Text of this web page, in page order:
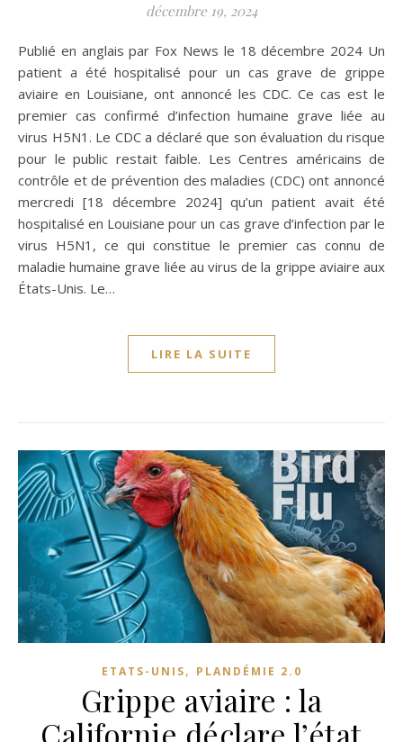
décembre 19, 2024
Publié en anglais par Fox News le 18 décembre 2024 Un
patient a été hospitalisé pour un cas grave de grippe
aviaire en Louisiane, ont annoncé les CDC. Ce cas est le
premier cas confirmé d’infection humaine grave liée au
virus H5N1. Le CDC a déclaré que son évaluation du risque
pour le public restait faible. Les Centres américains de
contrôle et de prévention des maladies (CDC) ont annoncé
mercredi [18 décembre 2024] qu’un patient avait été
hospitalisé en Louisiane pour un cas grave d’infection par le
virus H5N1, ce qui constitue le premier cas connu de
maladie humaine grave liée au virus de la grippe aviaire aux
États-Unis. Le…
LIRE LA SUITE
ETATS-UNIS, PLANDÉMIE 2.0
Grippe aviaire : la
Californie déclare l’état